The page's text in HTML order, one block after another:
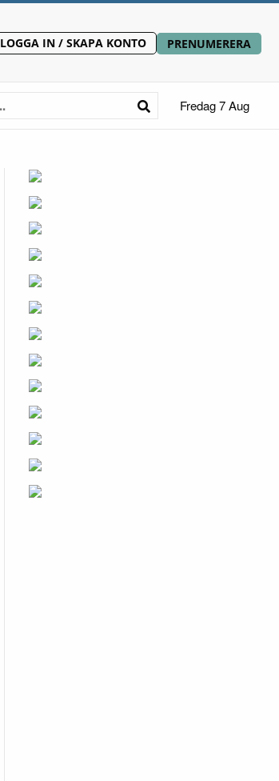
LOGGA IN / SKAPA KONTO PRENUMERERA
Fredag 7 Aug